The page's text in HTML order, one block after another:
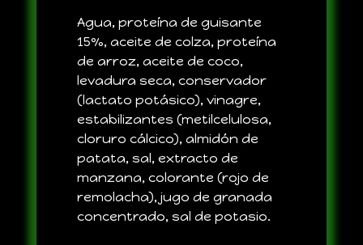
Agua, proteína de guisante
15%, aceite de colza, proteína
de arroz, aceite de coco,
levadura seca, conservador
(lactato potásico), vinagre,
estabilizantes (metilcelulosa,
cloruro cálcico), almidón de
patata, sal, extracto de
manzana, colorante (rojo de
remolacha), jugo de granada
concentrado, sal de potasio.